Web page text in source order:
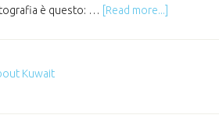
è questo: …
[Read more...]
Kuwait